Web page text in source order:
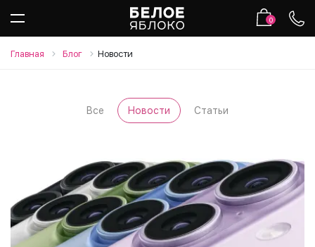
0
Главная Блог Новости
Все Новости Статьи